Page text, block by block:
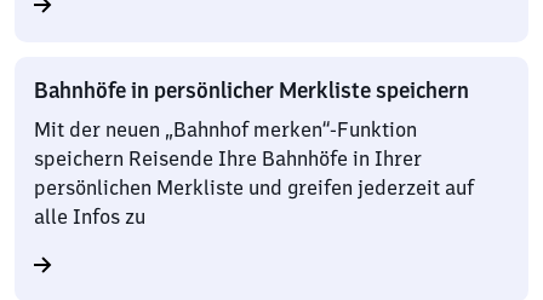
Bahnhöfe in persönlicher Merkliste speichern
Mit der neuen „Bahnhof merken“-Funktion
speichern Reisende Ihre Bahnhöfe in Ihrer
persönlichen Merkliste und greifen jederzeit auf
alle Infos zu